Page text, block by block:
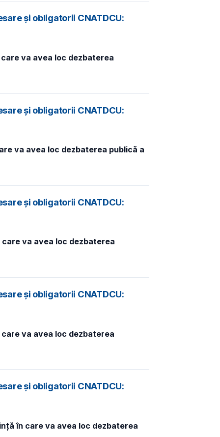
și obligatorii CNATDCU:
va avea loc dezbaterea
și obligatorii CNATDCU:
va avea loc dezbaterea publică a
și obligatorii CNATDCU:
care va avea loc dezbaterea
și obligatorii CNATDCU:
va avea loc dezbaterea
și obligatorii CNATDCU:
în care va avea loc dezbaterea